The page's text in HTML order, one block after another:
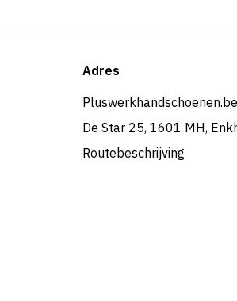
Adres
Pluswerkhandschoenen.be
De Star 25, 1601 MH,
Routebeschrijving